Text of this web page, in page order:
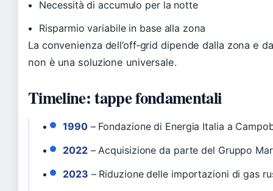
Necessità di accumulo per la notte
Risparmio variabile in base alla zona
La convenienza dell’off‑grid dipende dalla zona e
non è una soluzione universale.
Timeline: tappe fondamentali
1990– Fondazione di Energia Italia a
2022– Acquisizione da parte del Gruppo
2023 – Riduzione delle importazioni di gas